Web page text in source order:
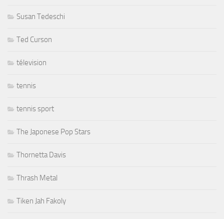
Susan Tedeschi
Ted Curson
télevision
tennis
tennis sport
The Japonese Pop Stars
Thornetta Davis
Thrash Metal
Tiken Jah Fakoly